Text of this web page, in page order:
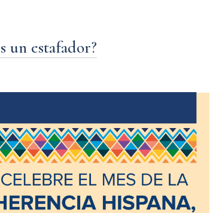
un estafador?